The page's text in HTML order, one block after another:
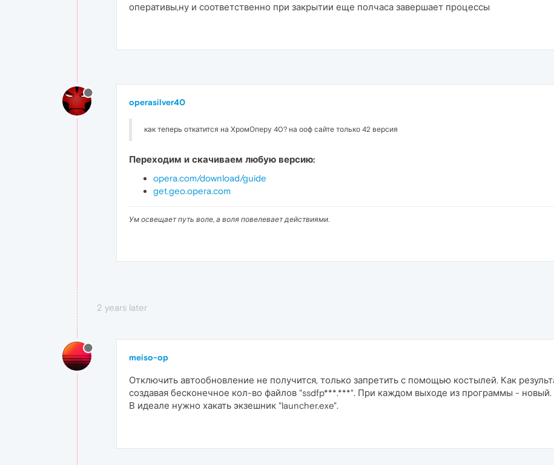
оперативы,ну и соответственно при закрытии еще полчаса завершает процессы
operasilver40
как теперь откатится на ХромОперу 40? на ооф сайте только 42 версия
Переходим и скачиваем любую версию:
opera.com/download/guide
get.geo.opera.com
Ум освещает путь воле, а воля повелевает действиями.
2 years later
meiso-op
Отключить автообновление не получится, только запретить с помощью костылей. Как
создавая бесконечное кол-во файлов "ssdfp***.***". При каждом выходе из программы - новый.
В идеале нужно хакать экзешник "launcher.exe".